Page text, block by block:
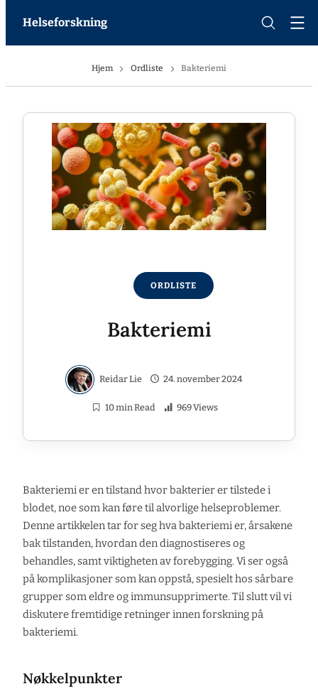
Helseforskning
Hjem Ordliste Bakteriemi
ORDLISTE
Bakteriemi
Reidar Lie 24. november 2024
10 min Read 969 Views
Bakteriemi er en tilstand hvor bakterier er tilstede i
blodet, noe som kan føre til alvorlige helseproblemer.
Denne artikkelen tar for seg hva bakteriemi er, årsakene
bak tilstanden, hvordan den diagnostiseres og
behandles, samt viktigheten av forebygging. Vi ser også
på komplikasjoner som kan oppstå, spesielt hos sårbare
grupper som eldre og immunsupprimerte. Til slutt vil vi
diskutere fremtidige retninger innen forskning på
bakteriemi.
Nøkkelpunkter